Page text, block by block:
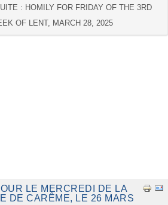
: HOMILY FOR FRIDAY OF THE 3RD
OF LENT, MARCH 28, 2025
LE MERCREDI DE LA
DE CARÊME, LE 26 MARS